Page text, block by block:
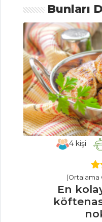
Kabaklı Pilav
Havuçlu Pirinç
Pilavı
KURUYEMİŞLİ VE
KURU MEYVELİ
PİLAV
Pilav ve Makarna
Tüm Tarifleri
ET YEMEKLERI
DOLMA
SEBZELİ ROSTO
TERBİYELİ KUZU
Bunları
4 kişi
(Ortalama
En